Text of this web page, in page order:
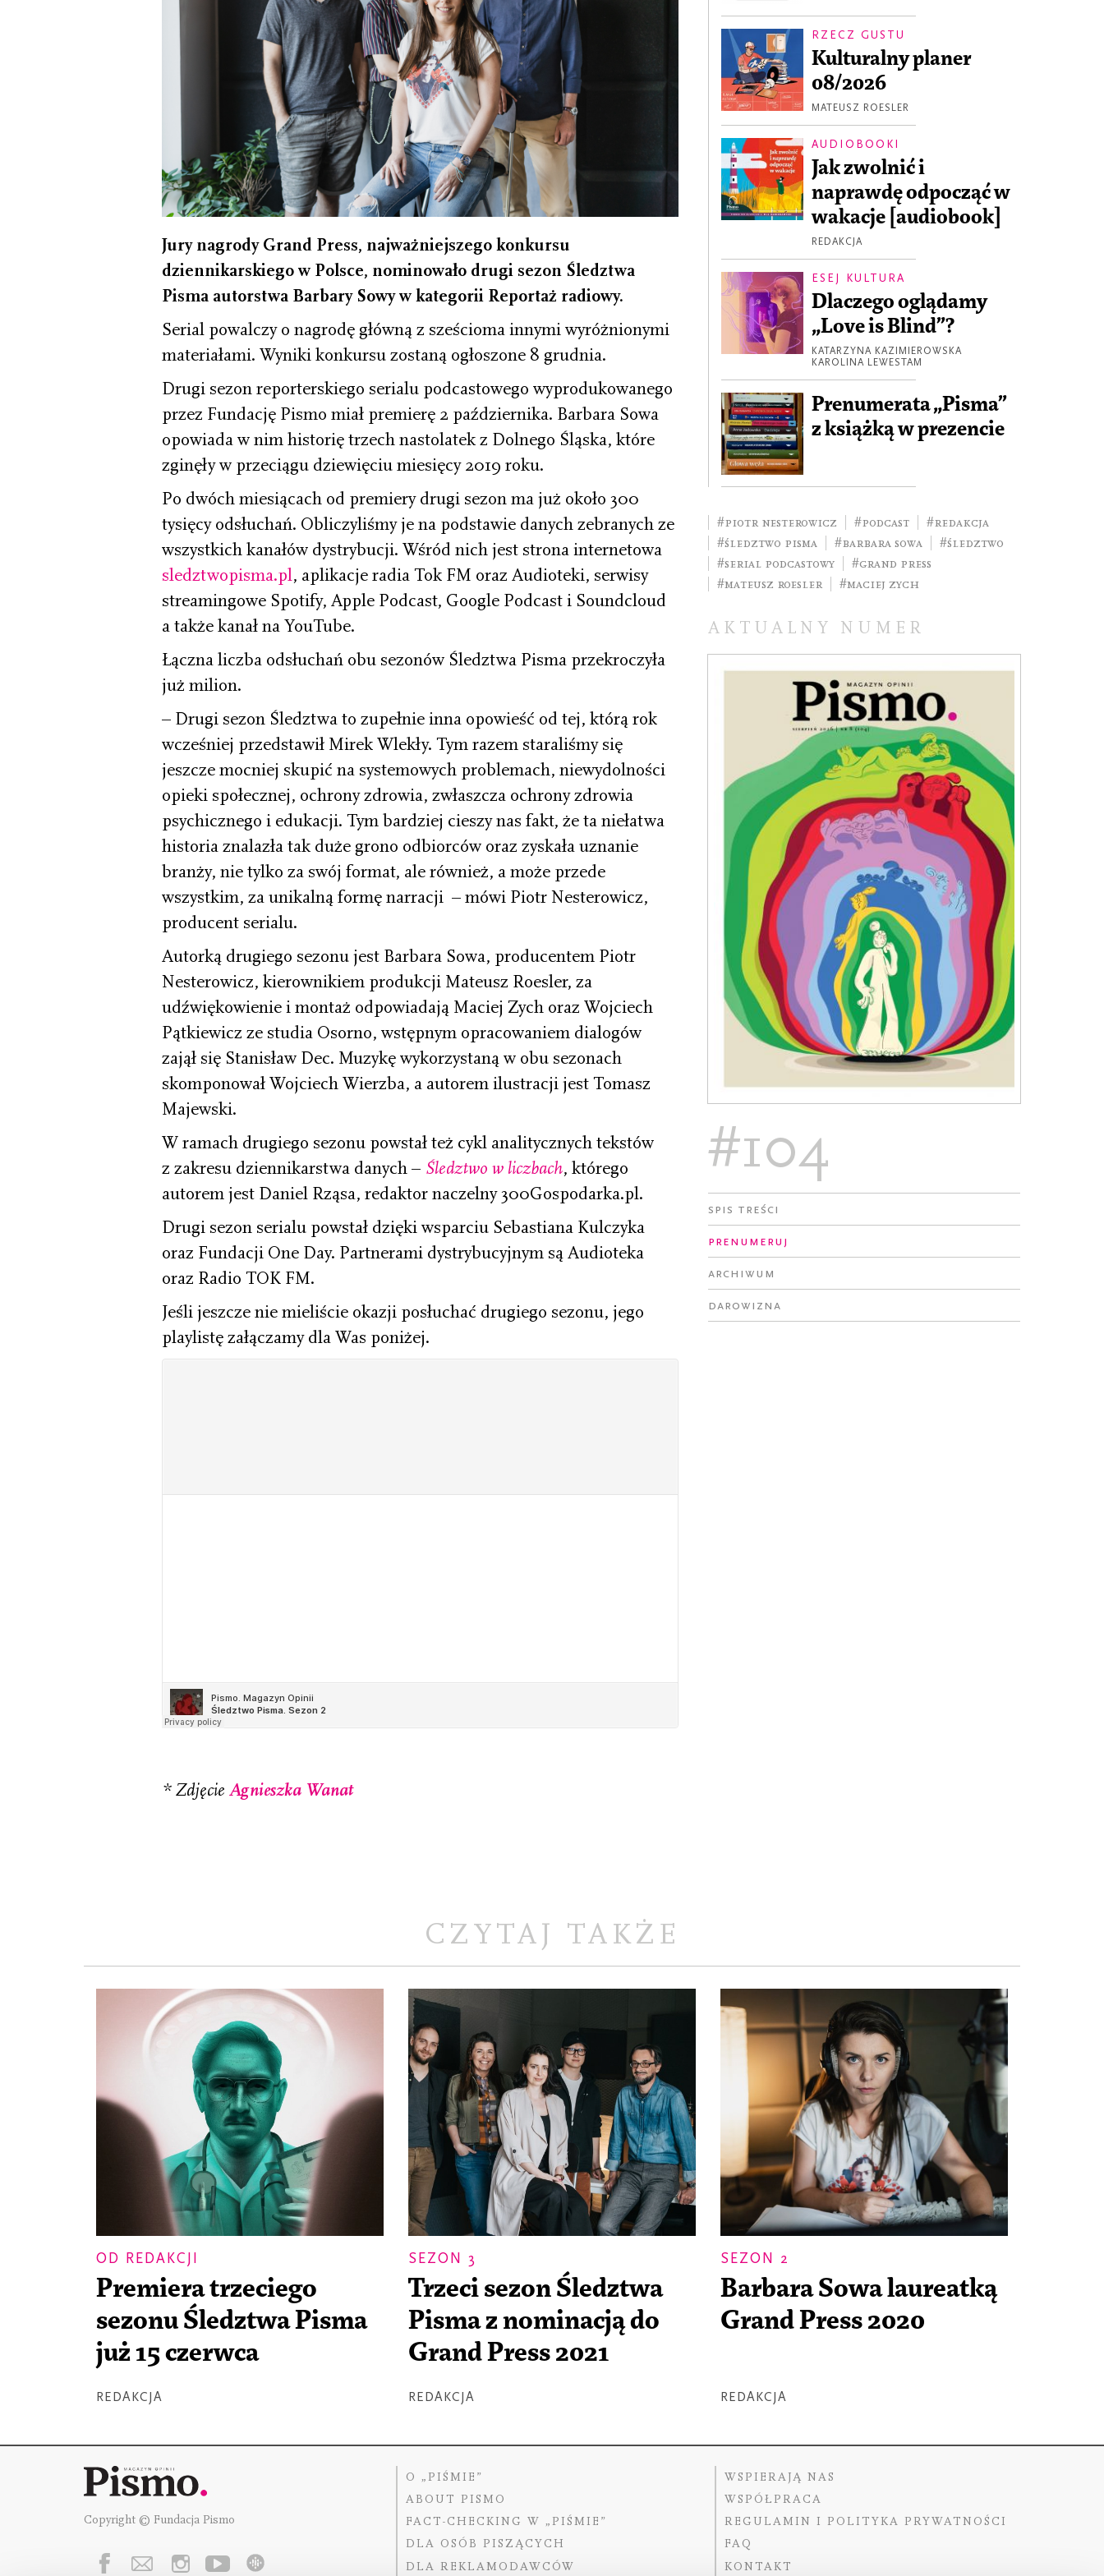
Jury nagrody Grand Press, najważniejszego konkursu
dziennikarskiego w Polsce, nominowało drugi sezon Śledztwa
Pisma autorstwa Barbary Sowy w kategorii Reportaż radiowy.
Serial powalczy o nagrodę główną z sześcioma innymi wyróżnionymi
materiałami. Wyniki konkursu zostaną ogłoszone 8 grudnia.
Drugi sezon reporterskiego serialu podcastowego wyprodukowanego
przez Fundację Pismo miał premierę 2 października. Barbara Sowa
opowiada w nim historię trzech nastolatek z Dolnego Śląska, które
zginęły w przeciągu dziewięciu miesięcy 2019 roku.
Po dwóch miesiącach od premiery drugi sezon ma już około 300
tysięcy odsłuchań. Obliczyliśmy je na podstawie danych zebranych ze
wszystkich kanałów dystrybucji. Wśród nich jest strona internetowa
sledztwopisma.pl, aplikacje radia Tok FM oraz Audioteki, serwisy
streamingowe Spotify, Apple Podcast, Google Podcast i Soundcloud
a także kanał na YouTube.
Łączna liczba odsłuchań obu sezonów Śledztwa Pisma przekroczyła
już milion.
– Drugi sezon Śledztwa to zupełnie inna opowieść od tej, którą rok
wcześniej przedstawił Mirek Wlekły. Tym razem staraliśmy się
jeszcze mocniej skupić na systemowych problemach, niewydolności
opieki społecznej, ochrony zdrowia, zwłaszcza ochrony zdrowia
psychicznego i edukacji. Tym bardziej cieszy nas fakt, że ta niełatwa
historia znalazła tak duże grono odbiorców oraz zyskała uznanie
branży, nie tylko za swój format, ale również, a może przede
wszystkim, za unikalną formę narracji – mówi Piotr Nesterowicz,
producent serialu.
Autorką drugiego sezonu jest Barbara Sowa, producentem Piotr
Nesterowicz, kierownikiem produkcji Mateusz Roesler, za
udźwiękowienie i montaż odpowiadają Maciej Zych oraz Wojciech
Pątkiewicz ze studia Osorno, wstępnym opracowaniem dialogów
zajął się Stanisław Dec. Muzykę wykorzystaną w obu sezonach
skomponował Wojciech Wierzba, a autorem ilustracji jest Tomasz
Majewski.
W ramach drugiego sezonu powstał też cykl analitycznych tekstów
z zakresu dziennikarstwa danych – Śledztwo w liczbach, którego
autorem jest Daniel Rząsa, redaktor naczelny 300Gospodarka.pl.
Drugi sezon serialu powstał dzięki wsparciu Sebastiana Kulczyka
oraz Fundacji One Day. Partnerami dystrybucyjnym są Audioteka
oraz Radio TOK FM.
Jeśli jeszcze nie mieliście okazji posłuchać drugiego sezonu, jego
playlistę załączamy dla Was poniżej.
* Zdjęcie Agnieszka Wanat
RZECZ GUSTU
Kulturalny planer
08/2026
MATEUSZ ROESLER
AUDIOBOOKI
Jak zwolnić i
naprawdę odpocząć w
wakacje [audiobook]
REDAKCJA
ESEJ KULTURA
Dlaczego oglądamy
„Love is Blind”?
KATARZYNA KAZIMIEROWSKA
KAROLINA LEWESTAM
Prenumerata „Pisma”
z książką w prezencie
#Piotr Nesterowicz #podcast
#redakcja
#śledztwo pisma
#Barbara Sowa
#śledztwo
#serial podcastowy
#Grand Press
#Mateusz Roesler
#Maciej Zych
AKTUALNY NUMER
#104
Spis treści
Prenumeruj
Archiwum
Darowizna
CZYTAJ TAKŻE
OD REDAKCJI
Premiera trzeciego
sezonu Śledztwa Pisma
już 15 czerwca
REDAKCJA
SEZON 3
Trzeci sezon Śledztwa
Pisma z nominacją do
Grand Press 2021
REDAKCJA
SEZON 2
Barbara Sowa laureatką
Grand Press 2020
REDAKCJA
Copyright © Fundacja Pismo
O „PIŚMIE”
ABOUT PISMO
FACT-CHECKING W „PIŚMIE”
DLA OSÓB PISZĄCYCH
DLA REKLAMODAWCÓW
WSPIERAJĄ NAS
WSPÓŁPRACA
REGULAMIN I POLITYKA PRYWATNOŚCI
FAQ
KONTAKT